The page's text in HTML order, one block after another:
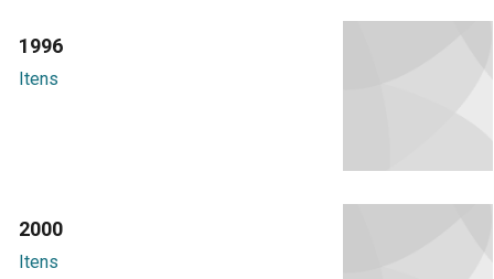
1996
Itens
2000
Itens